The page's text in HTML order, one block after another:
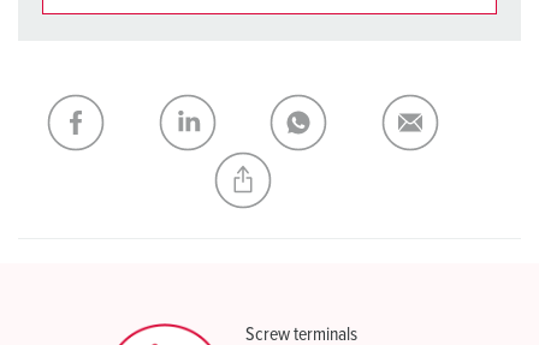
My list ADD
CREATE A NEW LIST
Screw terminals